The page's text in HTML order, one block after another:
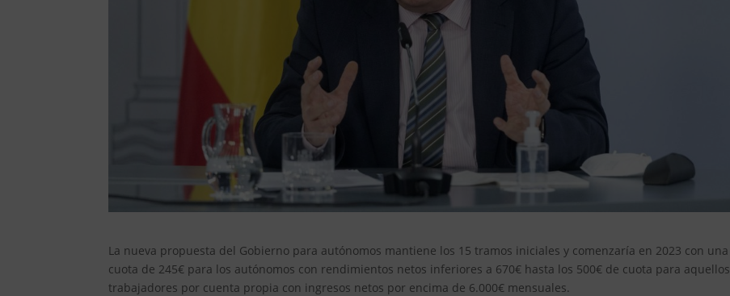
La nueva propuesta del Gobierno para autónomos mantiene los 15 tramos iniciales y comenzaría en 2023 con una
cuota de 245€ para los autónomos con rendimientos netos inferiores a 670€ hasta los 500€ de cuota para aquellos
trabajadores por cuenta propia con ingresos netos por encima de 6.000€ mensuales.